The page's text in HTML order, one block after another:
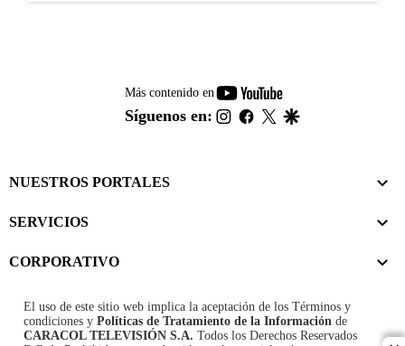
Más contenido en
youtube-
footer
Síguenos en: instagram
facebook
twitter
NUESTROS PORTALES
SERVICIOS
CORPORATIVO
El uso de este sitio web implica la aceptación de los Términos y
condiciones y Políticas de Tratamiento de la Información de
CARACOL TELEVISIÓN S.A. Todos los Derechos Reservados